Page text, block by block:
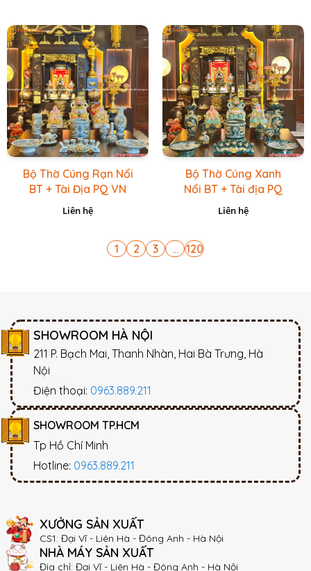
Bộ Thờ Cúng Rạn Nổi
BT + Tài Địa PQ VN
Vàng Caro
Liên hệ
Bộ Thờ Cúng Xanh
Nổi BT + Tài địa PQ
VN Xanh Lục
Liên hệ
1 2 3 ... 120
SHOWROOM HÀ NỘI
211 P. Bạch Mai, Thanh Nhàn, Hai Bà Trưng, Hà
Nội
Điện thoại: 0963.889.211
SHOWROOM TP.HCM
Tp Hồ Chí Minh
Hotline: 0963.889.211
XƯỞNG SẢN XUẤT
CS1: Đại Vĩ - Liên Hà - Đông Anh - Hà Nội
NHÀ MÁY SẢN XUẤT
Địa chỉ: Đại Vĩ - Liên Hà - Đông Anh - Hà Nội